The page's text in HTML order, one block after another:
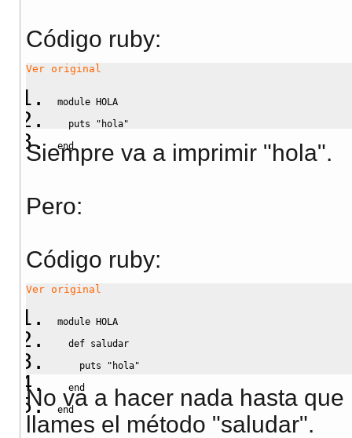
Código ruby:
Ver original
module HOLA
puts
"hola"
end
Siempre va a imprimir "hola".
Pero:
Código ruby:
Ver original
module HOLA
def saludar
puts
"hola"
end
end
No va a hacer nada hasta
llames el método "saludar".